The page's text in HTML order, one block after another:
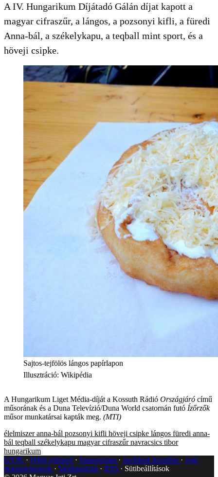
A IV. Hungarikum Díjátadó Gálán díjat kapott a
magyar cifraszűr, a lángos, a pozsonyi kifli, a füredi
Anna-bál, a székelykapu, a teqball mint sport, és a
höveji csipke.
Sajtos-tejfölös lángos papírlapon
Illusztráció: Wikipédia
A Hungarikum Liget Média-díját a Kossuth Rádió Országjáró című
műsorának és a Duna Televízió/Duna World csatornán futó Ízőrzők
műsor munkatársai kapták meg. (MTI)
élelmiszer anna-bál pozsonyi kifli höveji csipke lángos füredi anna-
bál teqball székelykapu magyar cifraszűr navracsics tibor
hungarikum
GYIK
Hibát jelentek Impresszum Javítások kezelése
Jogi
dokumentumok
Médiaajánlat RSS
Sütibeállítások